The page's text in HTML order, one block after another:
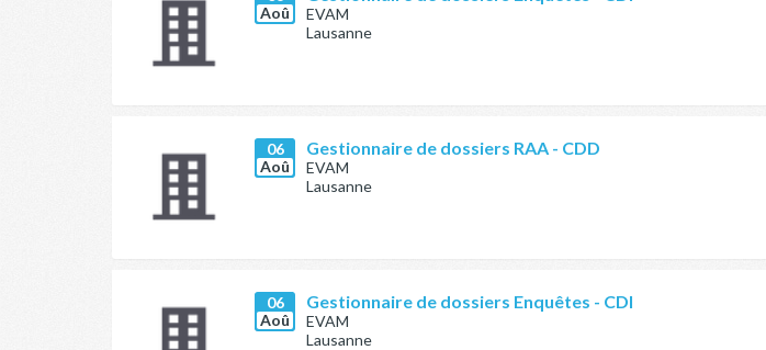
Aoû
EVAM
Lausanne
06
Aoû
Gestionnaire de dossiers RAA - CDD
EVAM
Lausanne
06
Aoû
Gestionnaire de dossiers Enquêtes - CDI
EVAM
Lausanne